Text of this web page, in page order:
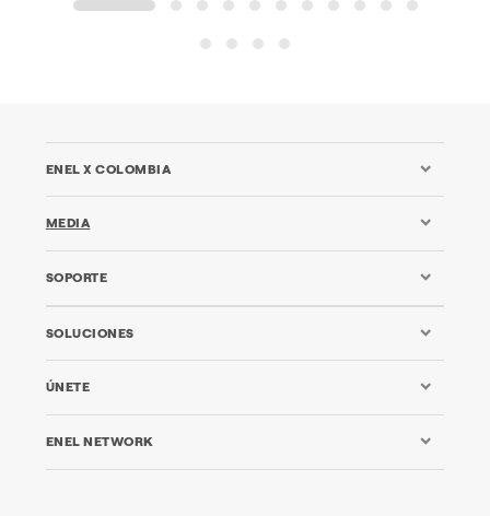
1 2 3 4 5 6 7 8 9 10
11
12
13 14 15
ENEL X COLOMBIA
MEDIA
SOPORTE
SOLUCIONES
ÚNETE
ENEL NETWORK